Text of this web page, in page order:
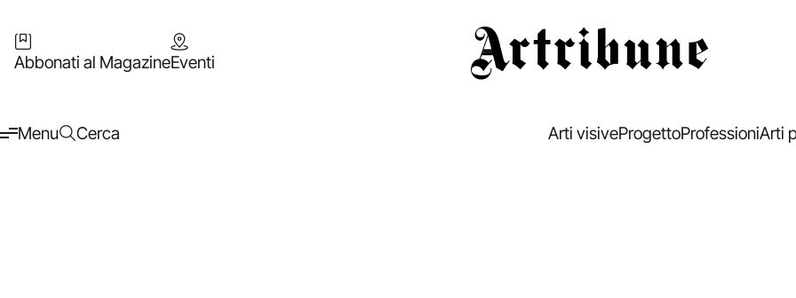
Abbonati al MagazineEventi
Menu Cerca Arti visiveProgettoProfessioniArti